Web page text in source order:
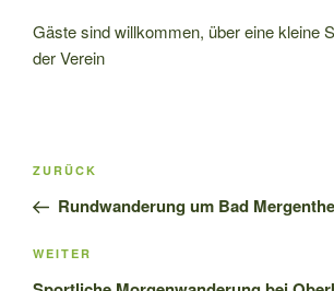
Gäste sind willkommen, über eine kleine
der Verein
Beitragsnavigation
Vorheriger
Beitrag
ZURÜCK
Rundwanderung um Bad
Nächster
Beitrag
WEITER